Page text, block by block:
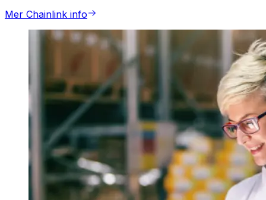
Mer Chainlink info